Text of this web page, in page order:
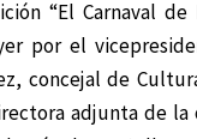
“El Carnaval
por el
concejal de
adjunta de la